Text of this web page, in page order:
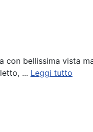
con bellissima vista
... Leggi tutto